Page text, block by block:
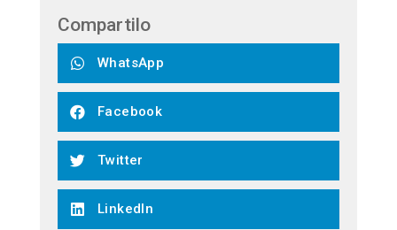
Compartilo
WhatsApp
Facebook
Twitter
LinkedIn